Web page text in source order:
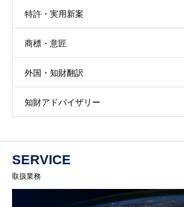
特許・実用新案
商標・意匠
外国・知財翻訳
知財アドバイザリー
SERVICE
取扱業務